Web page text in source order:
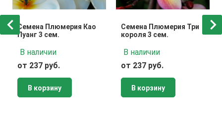
Семена Плюмерия Као
Пуанг 3 сем.
В наличии
от 237 руб.
В корзину
Семена Плюмерия Три
короля 3 сем.
В наличии
от 237 руб.
В корзину